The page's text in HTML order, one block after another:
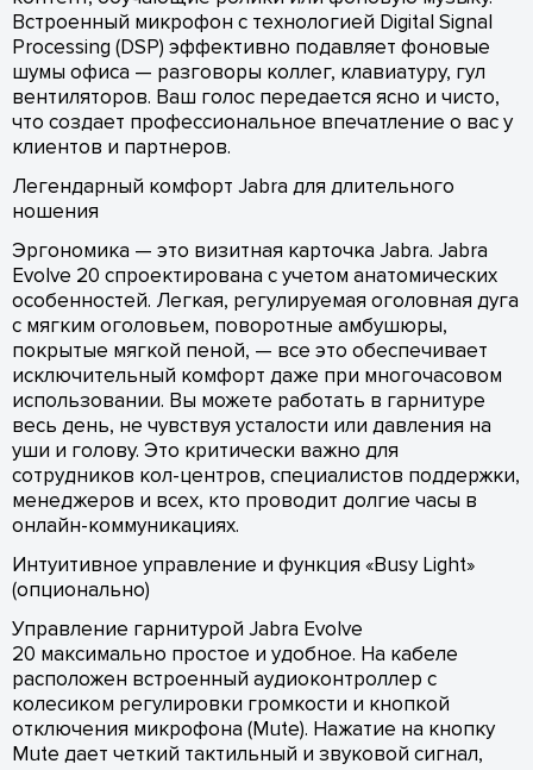
Встроенный микрофон с технологией Digital Signal
Processing (DSP) эффективно подавляет фоновые
шумы офиса — разговоры коллег, клавиатуру, гул
вентиляторов. Ваш голос передается ясно и чисто,
что создает профессиональное впечатление о вас у
клиентов и партнеров.
Легендарный комфорт Jabra для длительного
ношения
Эргономика — это визитная карточка Jabra. Jabra
Evolve 20 спроектирована с учетом анатомических
особенностей. Легкая, регулируемая оголовная дуга
с мягким оголовьем, поворотные амбушюры,
покрытые мягкой пеной, — все это обеспечивает
исключительный комфорт даже при многочасовом
использовании. Вы можете работать в гарнитуре
весь день, не чувствуя усталости или давления на
уши и голову. Это критически важно для
сотрудников кол-центров, специалистов поддержки,
менеджеров и всех, кто проводит долгие часы в
онлайн-коммуникациях.
Интуитивное управление и функция «Busy Light»
(опционально)
Управление гарнитурой Jabra Evolve
20 максимально простое и удобное. На кабеле
расположен встроенный аудиоконтроллер с
колесиком регулировки громкости и кнопкой
отключения микрофона (Mute). Нажатие на кнопку
Mute дает четкий тактильный и звуковой сигнал,